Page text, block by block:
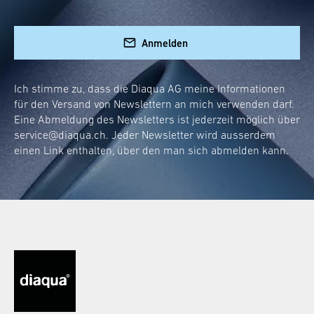
Besonderes! Und jetzt kannst du diesen
exklusiven Trend direkt nach Hause holen.
Aber unsere Flugzeugtrolleys sind nicht nur
schön anzusehen:
Sie bieten eine Menge Stauraum.
Sind robust und langlebig.
Einfach zu reinigen und zu pflegen.
Flexibel einsetzbar und mobil dank
Rollen.
sie sich perfekt an deine Bedürfnisse anpassen
Anmelden
Ich stimme zu, dass die Diaqua AG meine Informationen
für den Versand von Newslettern an mich verwenden darf.
Eine Abmeldung des Newsletters ist jederzeit möglich über
service@diaqua.ch. Jeder Newsletter wird ausserdem
einen Link enthalten, über den man sich abmelden kann.